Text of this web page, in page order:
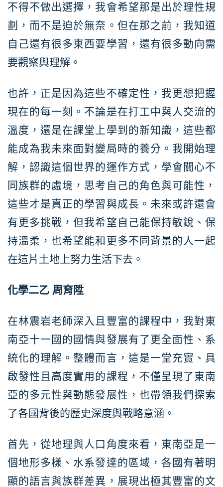
不得不做出選擇，我會希望那是出於理性規
劃，而不是迫於無奈。但在那之前，我知道
自己還有很多東西要學習，還有很多動向需
要觀察與理解。
也許，正是因為這些不確定性，我更想把握
現在的每一刻。不論是在打工中與人交流的
溫度，還是在課堂上學到的新知識，這些都
能成為我未來面對變局時的養分。我開始理
解，認識這個世界的運作方式，學會關心不
同族群的處境，思考自己的角色與可能性，
這些才是真正的學習與成長。未來或許還會
有更多挑戰，但我希望自己能保持敏銳、保
持溫柔，也希望能和更多不同背景的人一起
在這片土地上努力生活下去。
化學二乙 周育陞
在林震岩老師深入且豐富的課程中，我對東
南亞十一國的國情與發展有了更全面性、系
統化的理解。整體而言，這是一堂充實、具
啟發性且高度實用的課程，不僅呈現了東南
亞的多元性與動態發展性，也帶領我們探索
了各國背後的歷史深度與戰略意涵。
首先，從地理與人口角度來看，東南亞是一
個地形多樣、水系發達的區域，各國有著明
顯的語言與族群差異，展現出極其豐富的文